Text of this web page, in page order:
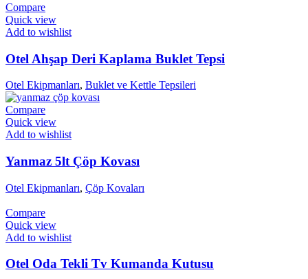
Compare
Quick view
Add to wishlist
Otel Ahşap Deri Kaplama Buklet Tepsi
Otel Ekipmanları, Buklet ve Kettle Tepsileri
Compare
Quick view
Add to wishlist
Yanmaz 5lt Çöp Kovası
Otel Ekipmanları, Çöp Kovaları
Compare
Quick view
Add to wishlist
Otel Oda Tekli Tv Kumanda Kutusu